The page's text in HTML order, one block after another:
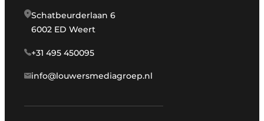
Schatbeurderlaan 6
6002 ED Weert
+31 495 450095
info@louwersmediagroep.nl